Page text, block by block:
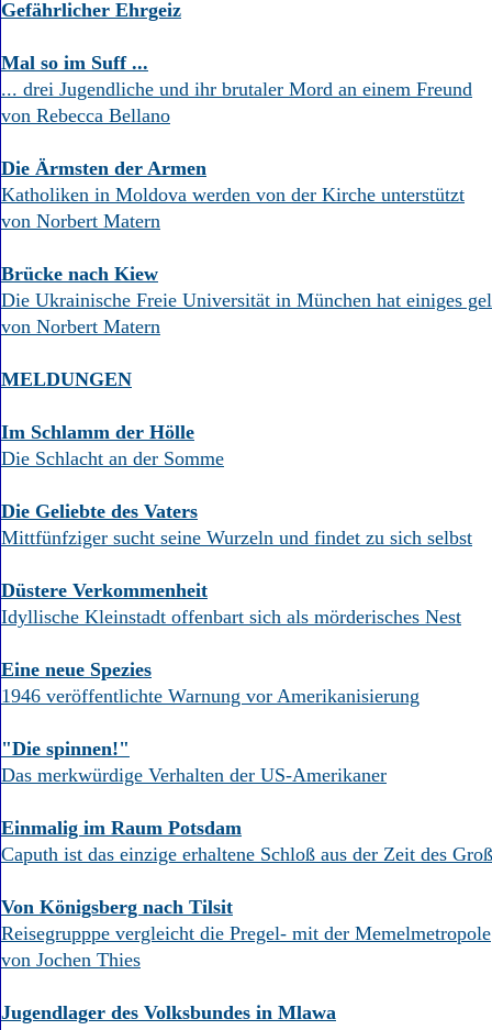
Gefährlicher Ehrgeiz
Mal so im Suff ...
... drei Jugendliche und ihr brutaler Mord an einem Freund
von Rebecca Bellano
Die Ärmsten der Armen
Katholiken in Moldova werden von der Kirche unterstützt
von Norbert Matern
Brücke nach Kiew
Die Ukrainische Freie Universität in München hat einiges
von Norbert Matern
MELDUNGEN
Im Schlamm der Hölle
Die Schlacht an der Somme
Die Geliebte des Vaters
Mittfünfziger sucht seine Wurzeln und findet zu sich selbst
Düstere Verkommenheit
Idyllische Kleinstadt offenbart sich als mörderisches Nest
Eine neue Spezies
1946 veröffentlichte Warnung vor Amerikanisierung
"Die spinnen!"
Das merkwürdige Verhalten der US-Amerikaner
Einmalig im Raum Potsdam
Caputh ist das einzige erhaltene Schloß aus der Zeit des
Von Königsberg nach Tilsit
Reisegrupppe vergleicht die Pregel- mit der Memelmetropole
von Jochen Thies
Jugendlager des Volksbundes in Mlawa